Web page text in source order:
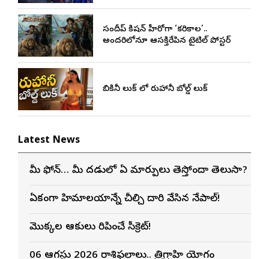
సందీప్ కిషన్ హీరోగా ‘కరికాల’..
అందరిలోనూ ఆసక్తిరేపిన టైటిల్ పోస్టర్
బికినీ లుక్ లో రుహానీ బోల్డ్ లుక్
Latest News
మీ ఫోన్… మీ మెదడులో ఏ మార్పులు తెస్తోందా తెలుసా?
ఏకంగా హిమాలయాన్నే చీల్చి దారి వేసిన నేపాల్!
మొక్కల ఆకులు మెరిపించే సీక్రెట్!
06 ఆగస్టు 2026 రాశిఫలాలు.. త్రిగ్రాహి యోగం